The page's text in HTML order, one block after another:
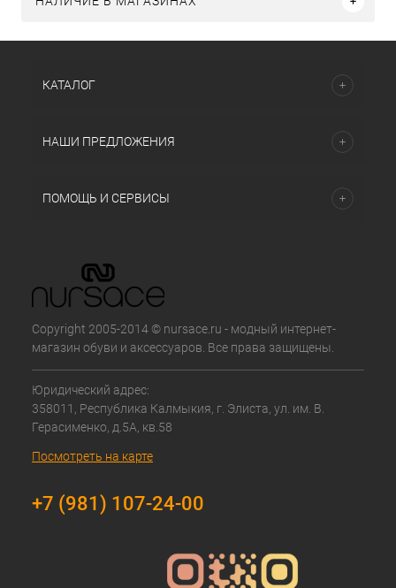
КАТАЛОГ
НАШИ ПРЕДЛОЖЕНИЯ
ПОМОЩЬ И СЕРВИСЫ
Copyright 2005-2014 © nursace.ru - модный интернет-
магазин обуви и аксессуаров. Все права защищены.
Юридический адрес:
358011, Республика Калмыкия, г. Элиста, ул. им. В.
Герасименко, д.5А, кв.58
Посмотреть на карте
+7 (981) 107-24-00